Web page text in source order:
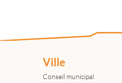
Ville
Conseil municipal